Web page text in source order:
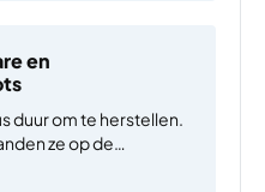
en
duur om te herstellen.
ze op de
gemaakt van niet-